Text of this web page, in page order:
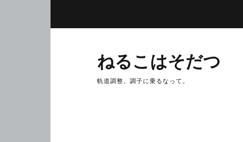
ねるこはそだつ
軌道調整。調子に乗るなって。